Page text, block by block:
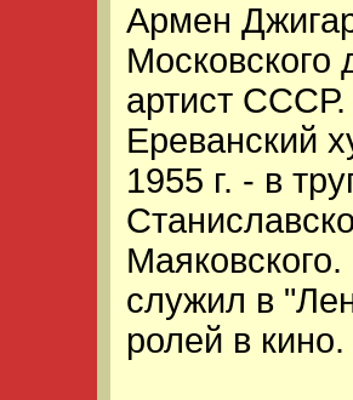
Армен
артист
Ереванский
1955 г. - в
служил в
ролей в кино.